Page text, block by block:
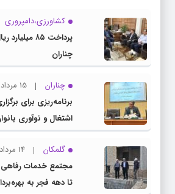
کشاورزی،دامپروری
پرداخت ۸۵
چناران
چناران
15 مرداد 1405
برنامه‌ریزی برای
اشتغال و نوآوری
گلمکان
14 مرداد 1405
مجتمع خدمات رفاهی
تا دهه فجر به